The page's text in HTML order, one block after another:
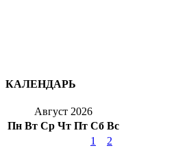
КАЛЕНДАРЬ
Август 2026
Пн Вт Ср Чт Пт Сб Вс
1
2